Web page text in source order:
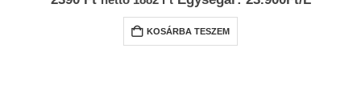
KOSÁRBA TESZEM